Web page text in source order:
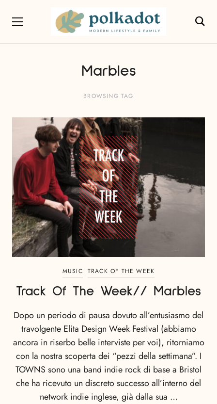
Marbles
BROWSING TAG
MUSIC TRACK OF THE WEEK
Track Of The Week// Marbles
Dopo un periodo di pausa dovuto all’entusiasmo del
travolgente Elita Design Week Festival (abbiamo
ancora in riserbo belle interviste per voi), ritorniamo
con la nostra scoperta dei “pezzi della settimana”. I
TOWNS sono una band indie rock di base a Bristol
che ha ricevuto un discreto successo all’interno del
network indie inglese, già dalla sua …